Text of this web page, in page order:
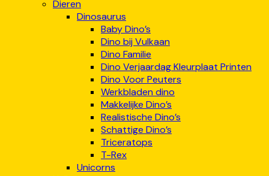
Dieren
Dinosaurus
Baby Dino’s
Dino bij Vulkaan
Dino Familie
Dino Verjaardag Kleurplaat Printen
Dino Voor Peuters
Werkbladen dino
Makkelijke Dino’s
Realistische Dino’s
Schattige Dino’s
Triceratops
T-Rex
Unicorns